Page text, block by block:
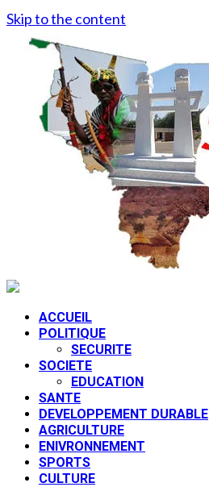
Skip to the content
ACCUEIL
POLITIQUE
SECURITE
SOCIETE
EDUCATION
SANTE
DEVELOPPEMENT DURABLE
AGRICULTURE
ENIVRONNEMENT
SPORTS
CULTURE